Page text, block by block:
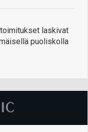
laskivat
puoliskolla